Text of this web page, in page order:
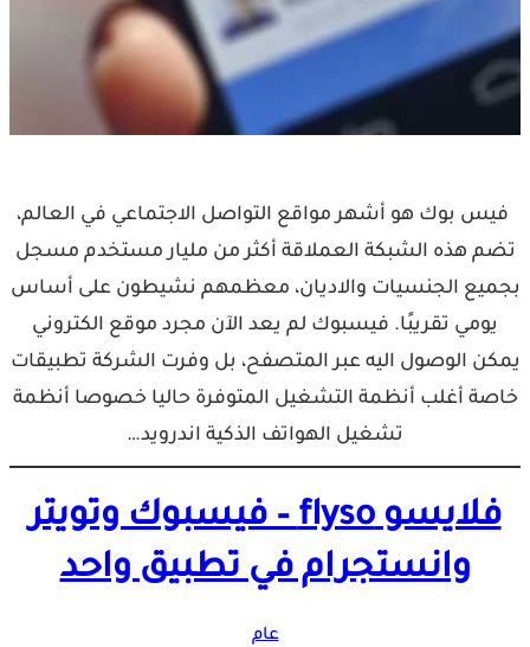
فيس بوك هو أشهر مواقع التواصل الاجتماعي في العالم،
تضم هذه الشبكة العملاقة أكثر من مليار مستخدم مسجل
بجميع الجنسيات والاديان، معظمهم نشيطون على أساس
يومي تقريبًا. فيسبوك لم يعد الآن مجرد موقع الكتروني
يمكن الوصول اليه عبر المتصفح، بل وفرت الشركة تطبيقات
خاصة أغلب أنظمة التشغيل المتوفرة حاليا خصوصا أنظمة
تشغيل الهواتف الذكية اندرويد…
فلايسو flyso – فيسبوك وتويتر
وانستجرام في تطبيق واحد
عام